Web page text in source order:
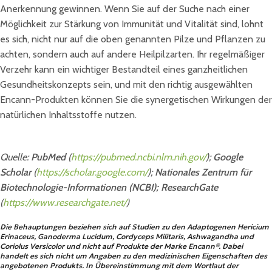
Anerkennung gewinnen. Wenn Sie auf der Suche nach einer
Möglichkeit zur Stärkung von Immunität und Vitalität sind, lohnt
es sich, nicht nur auf die oben genannten Pilze und Pflanzen zu
achten, sondern auch auf andere Heilpilzarten. Ihr regelmäßiger
Verzehr kann ein wichtiger Bestandteil eines ganzheitlichen
Gesundheitskonzepts sein, und mit den richtig ausgewählten
Encann-Produkten können Sie die synergetischen Wirkungen der
natürlichen Inhaltsstoffe nutzen.
Quelle:PubMed(https://pubmed.ncbi.nlm.nih.gov/);Google
Scholar(https://scholar.google.com/);Nationales Zentrum für
Biotechnologie-Informationen (NCBI); ResearchGate
(https://www.researchgate.net/)
Die Behauptungen beziehen sich auf Studien zu den Adaptogenen Hericium
Erinaceus, Ganoderma Lucidum, Cordyceps Militaris, Ashwagandha und
Coriolus Versicolor und nicht auf Produkte der Marke Encann®. Dabei
handelt es sich nicht um Angaben zu den medizinischen Eigenschaften des
angebotenen Produkts. In Übereinstimmung mit dem Wortlaut der